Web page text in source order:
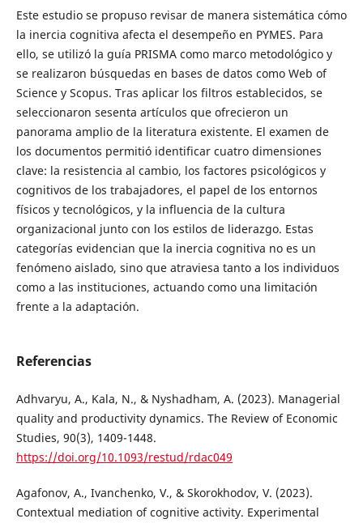
Este estudio se propuso revisar de manera sistemática cómo
la inercia cognitiva afecta el desempeño en PYMES. Para
ello, se utilizó la guía PRISMA como marco metodológico y
se realizaron búsquedas en bases de datos como Web of
Science y Scopus. Tras aplicar los filtros establecidos, se
seleccionaron sesenta artículos que ofrecieron un
panorama amplio de la literatura existente. El examen de
los documentos permitió identificar cuatro dimensiones
clave: la resistencia al cambio, los factores psicológicos y
cognitivos de los trabajadores, el papel de los entornos
físicos y tecnológicos, y la influencia de la cultura
organizacional junto con los estilos de liderazgo. Estas
categorías evidencian que la inercia cognitiva no es un
fenómeno aislado, sino que atraviesa tanto a los individuos
como a las instituciones, actuando como una limitación
frente a la adaptación.
Referencias
Adhvaryu, A., Kala, N., & Nyshadham, A. (2023). Managerial
quality and productivity dynamics. The Review of Economic
Studies, 90(3), 1409-1448.
https://doi.org/10.1093/restud/rdac049
Agafonov, A., Ivanchenko, V., & Skorokhodov, V. (2023).
Contextual mediation of cognitive activity. Experimental